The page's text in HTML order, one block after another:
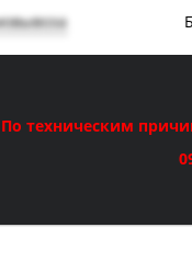
По техническим